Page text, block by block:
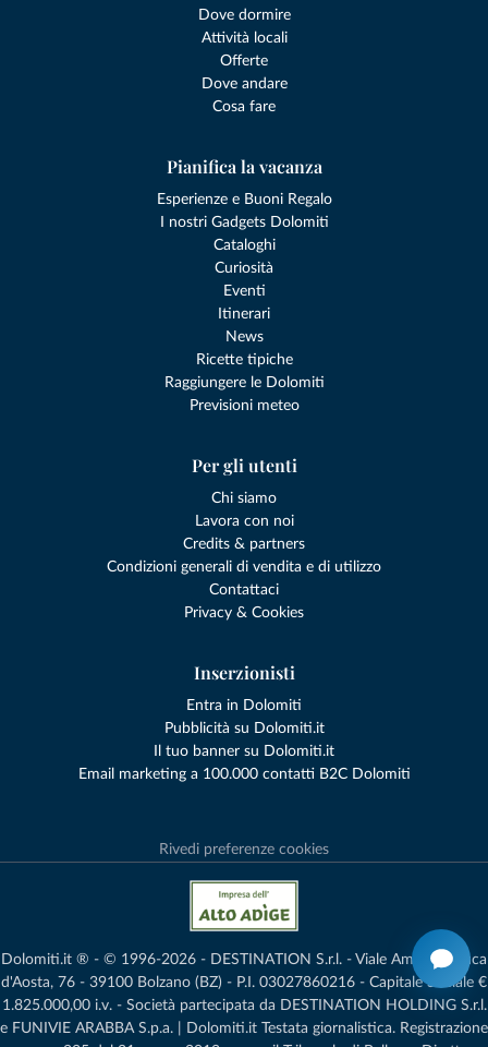
Dove dormire
Attività locali
Offerte
Dove andare
Cosa fare
Pianifica la vacanza
Esperienze e Buoni Regalo
I nostri Gadgets Dolomiti
Cataloghi
Curiosità
Eventi
Itinerari
News
Ricette tipiche
Raggiungere le Dolomiti
Previsioni meteo
Per gli utenti
Chi siamo
Lavora con noi
Credits & partners
Condizioni generali di vendita e di utilizzo
Contattaci
Privacy & Cookies
Inserzionisti
Entra in Dolomiti
Pubblicità su Dolomiti.it
Il tuo banner su Dolomiti.it
Email marketing a 100.000 contatti B2C Dolomiti
Rivedi preferenze cookies
Dolomiti.it ® - © 1996-2026 - DESTINATION S.r.l. - Viale Amedeo Duca
d'Aosta, 76 - 39100 Bolzano (BZ) - P.I. 03027860216 - Capitale Sociale €
1.825.000,00 i.v. - Società partecipata da DESTINATION HOLDING S.r.l.
e FUNIVIE ARABBA S.p.a. | Dolomiti.it Testata giornalistica. Registrazione